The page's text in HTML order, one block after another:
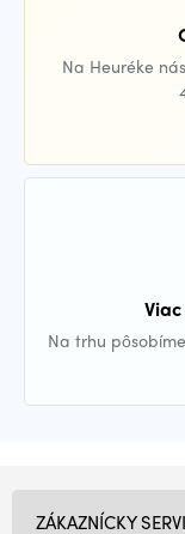
Na Heuréke
Na trhu
ZÁKAZNÍCKY